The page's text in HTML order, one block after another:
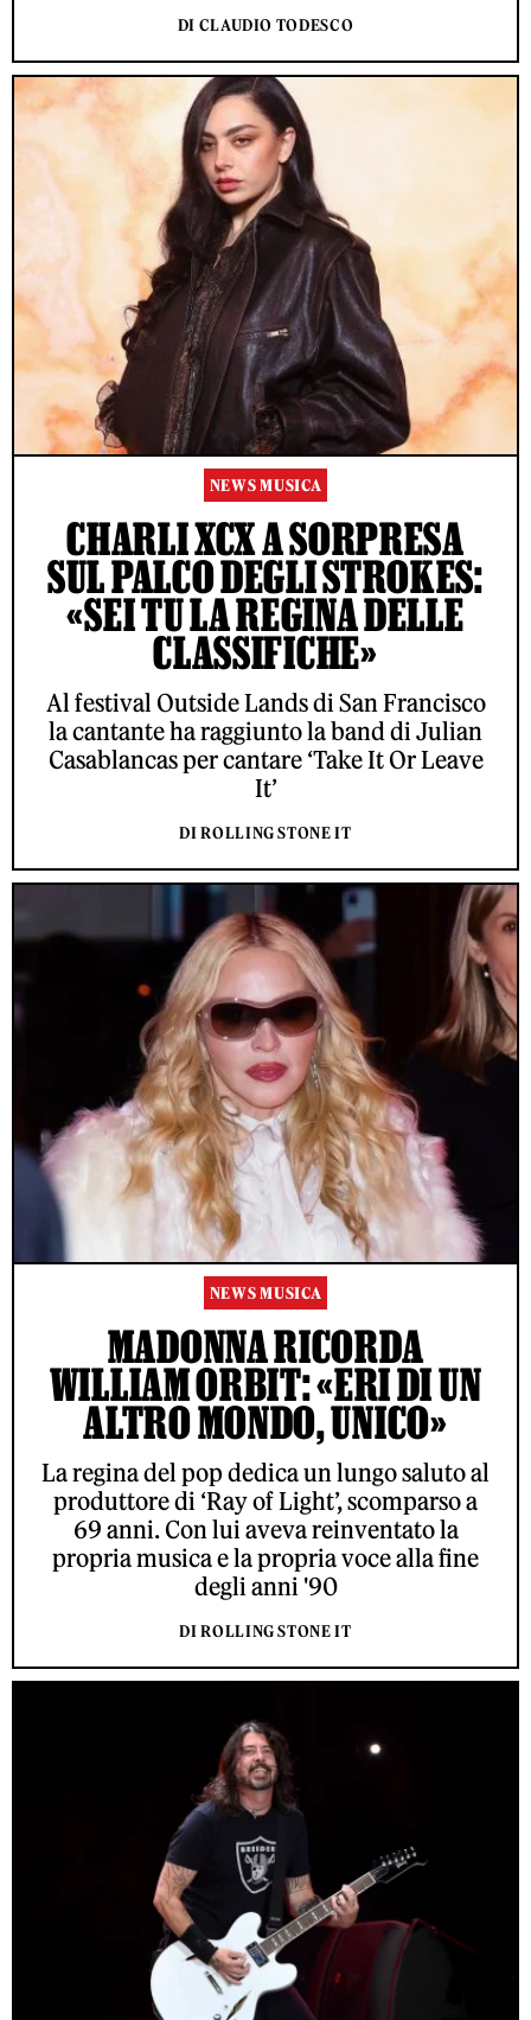
DI CLAUDIO TODESCO
NEWS MUSICA
CHARLI XCX A SORPRESA
SUL PALCO DEGLI STROKES:
«SEI TU LA REGINA DELLE
CLASSIFICHE»
Al festival Outside Lands di San Francisco
la cantante ha raggiunto la band di Julian
Casablancas per cantare ‘Take It Or Leave
It’
DI ROLLING STONE IT
NEWS MUSICA
MADONNA RICORDA
WILLIAM ORBIT: «ERI DI UN
ALTRO MONDO, UNICO»
La regina del pop dedica un lungo saluto al
produttore di ‘Ray of Light’, scomparso a
69 anni. Con lui aveva reinventato la
propria musica e la propria voce alla fine
degli anni '90
DI ROLLING STONE IT